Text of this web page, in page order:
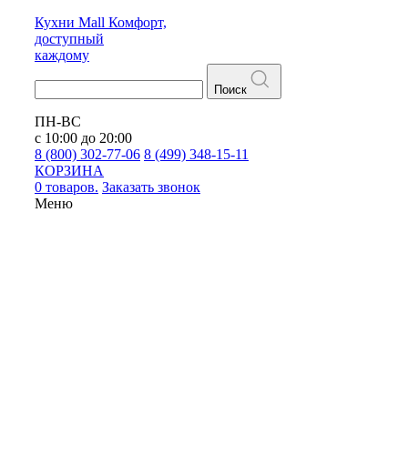
Кухни Mall Комфорт,
доступный
каждому
Поиск
ПН-ВС
с 10:00 до 20:00
8 (800) 302-77-06 8 (499) 348-15-11
КОРЗИНА
0 товаров. Заказать звонок
Меню